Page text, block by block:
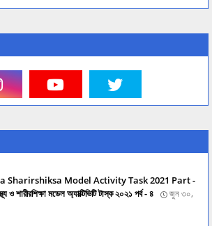
Sharirshiksa Model Activity Task 2021 Part -
শারীরশিক্ষা মডেল অ্যাক্টিভিটি টাস্ক ২০২১ পর্ব - ৪
জুন ৩০,